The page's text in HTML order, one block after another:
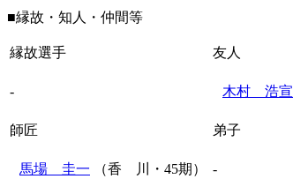
■縁故・知人・仲間等
縁故選手 友人
- 木村 浩宣
師匠 弟子
馬場 圭一 （香 川・45期） -